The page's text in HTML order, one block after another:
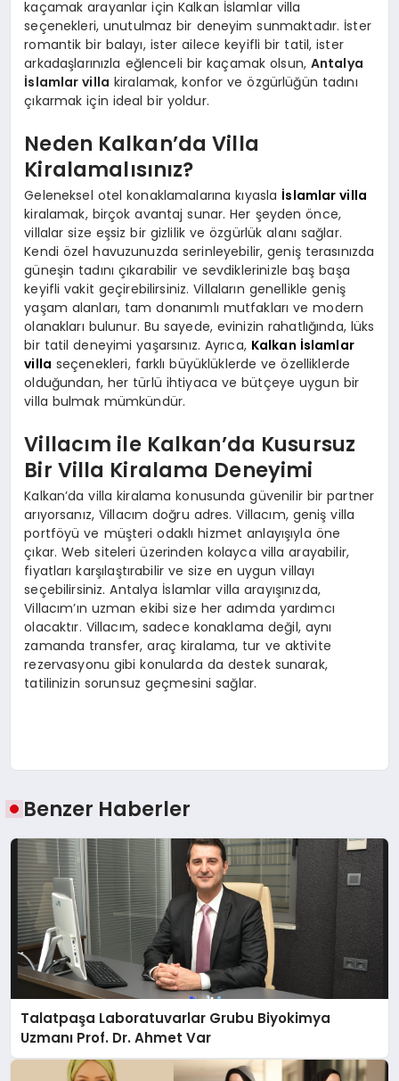
kaçamak arayanlar için Kalkan İslamlar villa
seçenekleri, unutulmaz bir deneyim sunmaktadır. İster
romantik bir balayı, ister ailece keyifli bir tatil, ister
arkadaşlarınızla eğlenceli bir kaçamak olsun, Antalya
İslamlar villa kiralamak, konfor ve özgürlüğün tadını
çıkarmak için ideal bir yoldur.
Neden Kalkan’da Villa
Kiralamalısınız?
Geleneksel otel konaklamalarına kıyasla İslamlar villa
kiralamak, birçok avantaj sunar. Her şeyden önce,
villalar size eşsiz bir gizlilik ve özgürlük alanı sağlar.
Kendi özel havuzunuzda serinleyebilir, geniş terasınızda
güneşin tadını çıkarabilir ve sevdiklerinizle baş başa
keyifli vakit geçirebilirsiniz. Villaların genellikle geniş
yaşam alanları, tam donanımlı mutfakları ve modern
olanakları bulunur. Bu sayede, evinizin rahatlığında, lüks
bir tatil deneyimi yaşarsınız. Ayrıca, Kalkan İslamlar
villa seçenekleri, farklı büyüklüklerde ve özelliklerde
olduğundan, her türlü ihtiyaca ve bütçeye uygun bir
villa bulmak mümkündür.
Villacım ile Kalkan’da Kusursuz
Bir Villa Kiralama Deneyimi
Kalkan’da villa kiralama konusunda güvenilir bir partner
arıyorsanız, Villacım doğru adres. Villacım, geniş villa
portföyü ve müşteri odaklı hizmet anlayışıyla öne
çıkar. Web siteleri üzerinden kolayca villa arayabilir,
fiyatları karşılaştırabilir ve size en uygun villayı
seçebilirsiniz. Antalya İslamlar villa arayışınızda,
Villacım’ın uzman ekibi size her adımda yardımcı
olacaktır. Villacım, sadece konaklama değil, aynı
zamanda transfer, araç kiralama, tur ve aktivite
rezervasyonu gibi konularda da destek sunarak,
tatilinizin sorunsuz geçmesini sağlar.
Benzer Haberler
Talatpaşa Laboratuvarlar Grubu Biyokimya
Uzmanı Prof. Dr. Ahmet Var